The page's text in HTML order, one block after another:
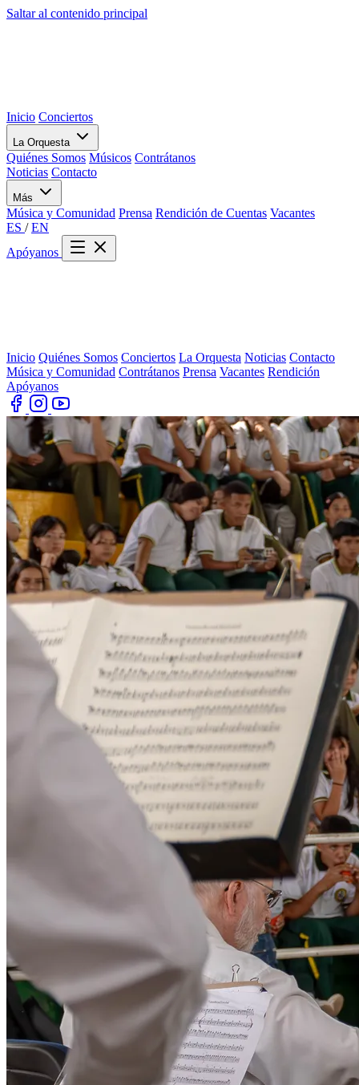
Saltar al contenido principal
Inicio Conciertos
La Orquesta
Quiénes Somos Músicos Contrátanos
Noticias Contacto
Más
Música y Comunidad Prensa Rendición de Cuentas Vacantes
ES / EN
Apóyanos
Inicio Quiénes Somos Conciertos La Orquesta Noticias Contacto
Música y Comunidad Contrátanos Prensa Vacantes Rendición
Apóyanos